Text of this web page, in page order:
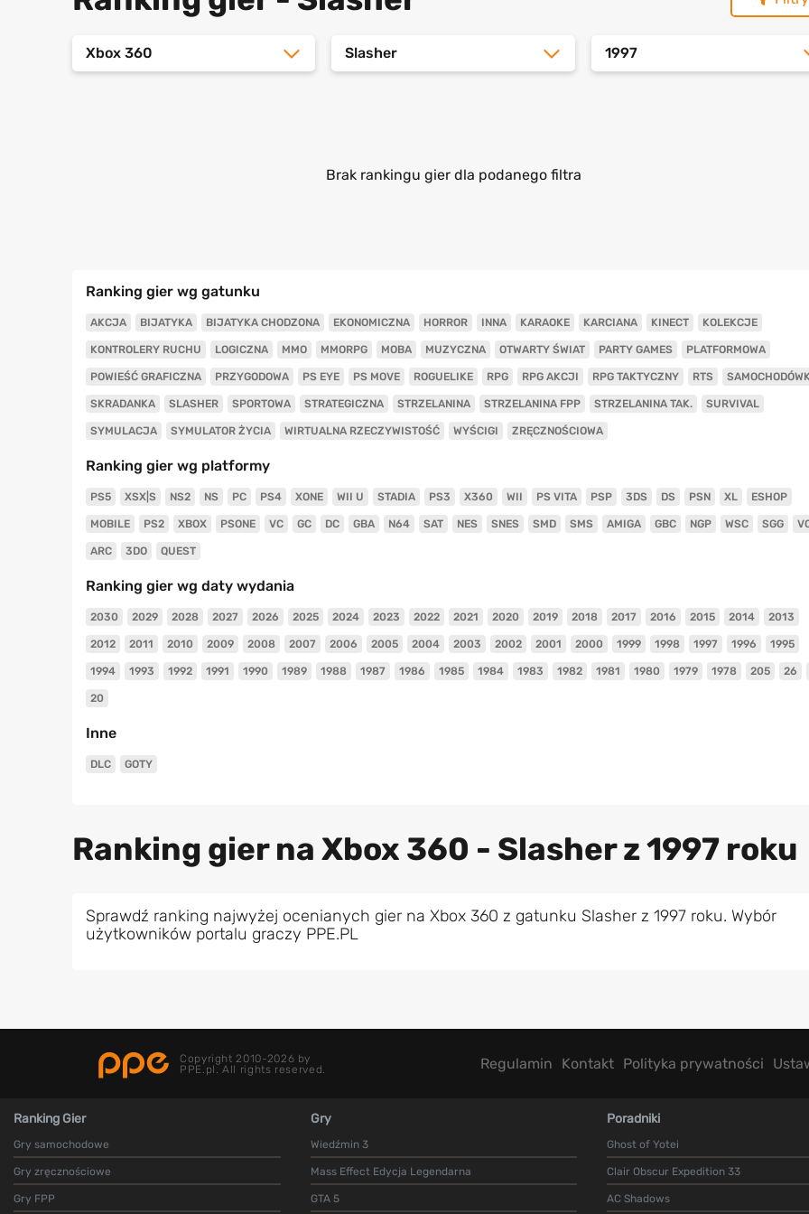
Xbox 360 Slasher 1997
Brak rankingu gier dla podanego filtra
Ranking gier wg gatunku
AKCJA BIJATYKA BIJATYKA CHODZONA EKONOMICZNA HORROR INNA KARAOKE KARCIANA KINECT KOLEKCJE
KONTROLERY RUCHU LOGICZNA MMO MMORPG MOBA MUZYCZNA OTWARTY ŚWIAT PARTY GAMES PLATFORMOWA
POWIEŚĆ GRAFICZNA PRZYGODOWA PS EYE PS MOVE ROGUELIKE RPG RPG AKCJI RPG TAKTYCZNY RTS
SKRADANKA SLASHER SPORTOWA STRATEGICZNA STRZELANINA STRZELANINA FPP STRZELANINA TAK. SURVIVAL
SYMULACJA SYMULATOR ŻYCIA WIRTUALNA RZECZYWISTOŚĆ WYŚCIGI ZRĘCZNOŚCIOWA
Ranking gier wg platformy
PS5 XSX|S NS2 NS PC PS4 XONE WII U STADIA PS3 X360 WII PS VITA PSP 3DS DS PSN XL ESHOP
MOBILE PS2 XBOX PSONE VC GC DC GBA N64 SAT NES SNES SMD SMS AMIGA GBC NGP WSC SGG
ARC 3DO QUEST
Ranking gier wg daty wydania
2030 2029 2028 2027 2026 2025 2024 2023 2022 2021 2020 2019 2018 2017 2016 2015 2014 2013
2012 2011 2010 2009 2008 2007 2006 2005 2004 2003 2002 2001 2000 1999 1998 1997 1996 1995
1994 1993 1992 1991 1990 1989 1988 1987 1986 1985 1984 1983 1982 1981 1980 1979 1978 205 26
20
Inne
DLC GOTY
Ranking gier na Xbox 360 - Slasher z 1997 roku
Sprawdź ranking najwyżej ocenianych gier na Xbox 360 z gatunku Slasher z 1997 roku. Wybór
użytkowników portalu graczy PPE.PL
Copyright 2010-2026 by
PPE.pl. All rights reserved.
Regulamin Kontakt Polityka prywatności
Ranking Gier
Gry samochodowe
Gry zręcznościowe
Gry FPP
Gry
Wiedźmin 3
Mass Effect Edycja Legendarna
GTA 5
Poradniki
Ghost of Yotei
Clair Obscur Expedition 33
AC Shadows